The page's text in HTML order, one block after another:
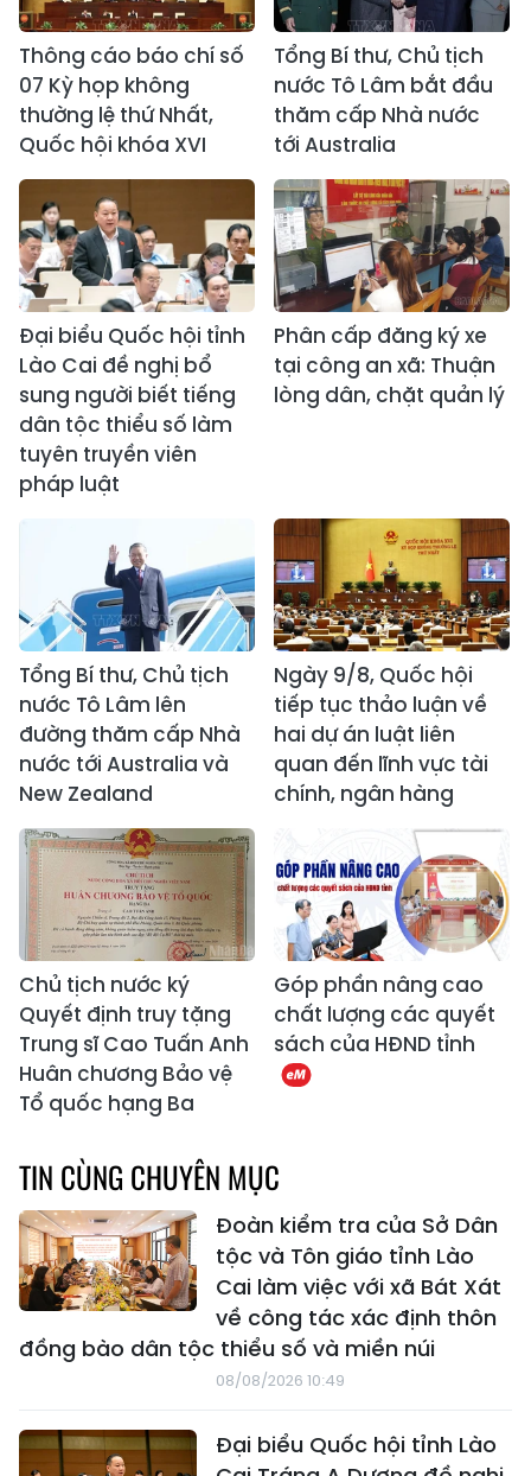
Thông cáo báo chí số
07 Kỳ họp không
thường lệ thứ Nhất,
Quốc hội khóa XVI
Tổng Bí thư, Chủ tịch
nước Tô Lâm bắt đầu
thăm cấp Nhà nước
tới Australia
Đại biểu Quốc hội tỉnh
Lào Cai đề nghị bổ
sung người biết tiếng
dân tộc thiểu số làm
tuyên truyền viên
pháp luật
Phân cấp đăng ký xe
tại công an xã: Thuận
lòng dân, chặt quản lý
Tổng Bí thư, Chủ tịch
nước Tô Lâm lên
đường thăm cấp Nhà
nước tới Australia và
New Zealand
Ngày 9/8, Quốc hội
tiếp tục thảo luận về
hai dự án luật liên
quan đến lĩnh vực tài
chính, ngân hàng
Chủ tịch nước ký
Quyết định truy tặng
Trung sĩ Cao Tuấn Anh
Huân chương Bảo vệ
Tổ quốc hạng Ba
Góp phần nâng cao
chất lượng các quyết
sách của HĐND tỉnh
TIN CÙNG CHUYÊN MỤC
Đoàn kiểm tra của Sở Dân
tộc và Tôn giáo tỉnh Lào
Cai làm việc với xã Bát Xát
về công tác xác định thôn
đồng bào dân tộc thiểu số và miền núi
08/08/2026 10:49
Đại biểu Quốc hội tỉnh Lào